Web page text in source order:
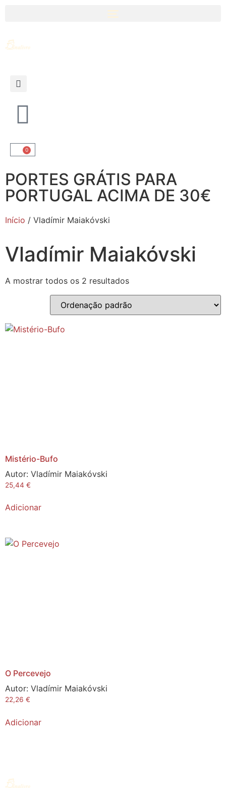
0
PORTES GRÁTIS PARA
PORTUGAL ACIMA DE 30€
Início / Vladímir Maiakóvski
Vladímir Maiakóvski
A mostrar todos os 2 resultados
Mistério-Bufo
Autor: Vladímir Maiakóvski
25,44 €
Adicionar
O Percevejo
Autor: Vladímir Maiakóvski
22,26 €
Adicionar